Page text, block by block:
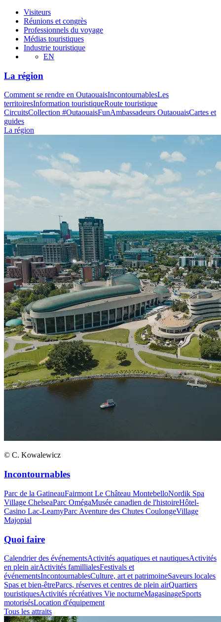
Visiteurs
Réunions et congrès
Professionnels du voyage
Médias touristiques
Industrie touristique
EN
La région
Comment se rendre en OutaouaisIncontournablesLes
territoiresInformation touristiqueRoute touristique
CircuitsCollection #OutaouaisFunAmbassadeurs OutaouaisCartes et
guides
La région
© C. Kowalewicz
Incontournables
Parc de la GatineauFairmont Le Château MontebelloNordik Spa
Village ChelseaParc OmégaMusée canadien de l'histoireHôtel-
Casino Lac-LeamyParc Aventure des Chutes CoulongeVillage
Majopial
Quoi faire
Calendrier des événementsActivités aquatiques et nautiquesActivités
en plein airActivités famillialesFestivals et
événementsIncontournablesCulture, art et patrimoineSaveurs locales
Spas et bien-êtreParcs, réserves et centres de plein airQuartiers
touristiquesActivités récréatives Vie nocturneMagasinageSports
motorisésLocation d'équipement
Tous les attraits